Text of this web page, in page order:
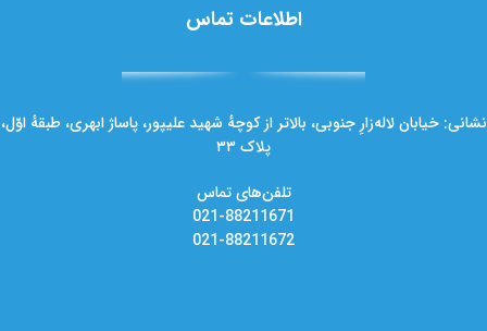
اطلاعات تماس
نشانی: خیابان لاله‌زارِ جنوبی، بالاتر از کوچهٔ شهید علیپور، پاساژ ابهری، طبقهٔ اوّل،
پلاک ۳۳
تلفن‌های تماس
021-88211671
021-88211672